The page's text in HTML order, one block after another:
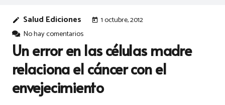
edit Salud Ediciones today 1 octubre, 2012
No hay comentarios
Un error en las células madre
relaciona el cáncer con el
envejecimiento